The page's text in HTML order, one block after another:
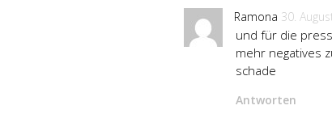
Ramona 30.
und für die
mehr negatives
schade
Antworten